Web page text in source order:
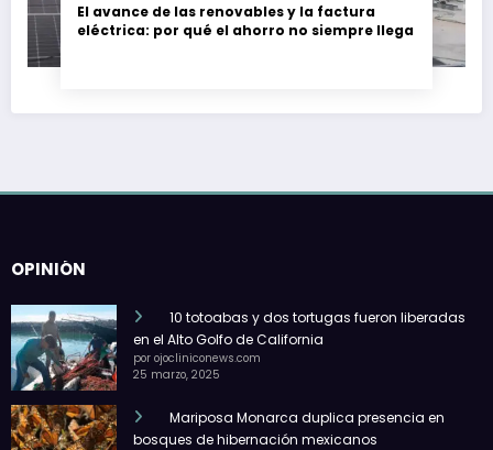
El avance de las renovables y la factura
eléctrica: por qué el ahorro no siempre llega
OPINIÓN
10 totoabas y dos tortugas fueron liberadas
en el Alto Golfo de California
por ojocliniconews.com
25 marzo, 2025
Mariposa Monarca duplica presencia en
bosques de hibernación mexicanos